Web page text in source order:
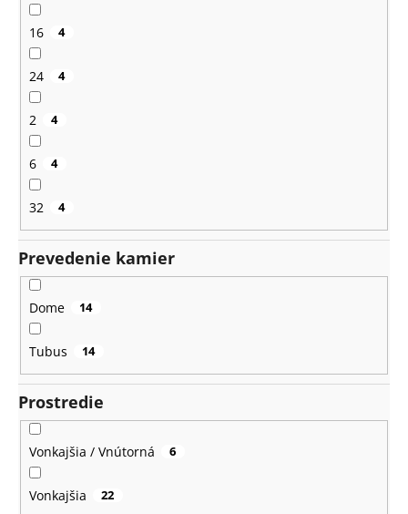
16 4
24 4
2 4
6 4
32 4
Prevedenie kamier
Dome 14
Tubus 14
Prostredie
Vonkajšia / Vnútorná 6
Vonkajšia 22